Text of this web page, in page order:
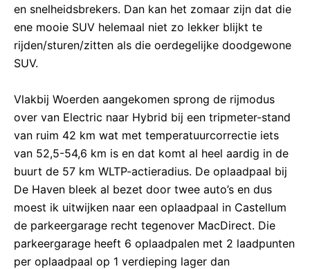
en snelheidsbrekers. Dan kan het zomaar zijn dat die
ene mooie SUV helemaal niet zo lekker blijkt te
rijden/sturen/zitten als die oerdegelijke doodgewone
SUV.
Vlakbij Woerden aangekomen sprong de rijmodus
over van Electric naar Hybrid bij een tripmeter-stand
van ruim 42 km wat met temperatuurcorrectie iets
van 52,5-54,6 km is en dat komt al heel aardig in de
buurt de 57 km WLTP-actieradius. De oplaadpaal bij
De Haven bleek al bezet door twee auto’s en dus
moest ik uitwijken naar een oplaadpaal in Castellum
de parkeergarage recht tegenover MacDirect. Die
parkeergarage heeft 6 oplaadpalen met 2 laadpunten
per oplaadpaal op 1 verdieping lager dan